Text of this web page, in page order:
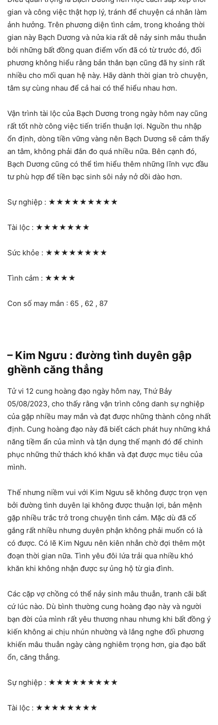
gian và công việc thật hợp lý, tránh để chuyện cá nhân làm
ảnh hưởng. Trên phương diện tình cảm, trong khoảng thời
gian này Bạch Dương và nửa kia rất dễ nảy sinh mâu thuẫn
bởi những bất đồng quan điểm vốn đã có từ trước đó, đối
phương không hiểu rằng bản thân bạn cũng đã hy sinh rất
nhiều cho mối quan hệ này. Hãy dành thời gian trò chuyện,
tâm sự cùng nhau để cả hai có thể hiểu nhau hơn.
Vận trình tài lộc của Bạch Dương trong ngày hôm nay cũng
rất tốt nhờ công việc tiến triển thuận lợi. Nguồn thu nhập
ổn định, dòng tiền vững vàng nên Bạch Dương sẽ cảm thấy
an tâm, không phải đắn đo quá nhiều nữa. Bên cạnh đó,
Bạch Dương cũng có thể tìm hiểu thêm những lĩnh vực đầu
tư phù hợp để tiền bạc sinh sôi nảy nở dồi dào hơn.
Sự nghiệp : ★★★★★★★★★
Tài lộc : ★★★★★★★
Sức khỏe : ★★★★★★★★
Tình cảm : ★★★★
Con số may mắn : 65 , 62 , 87
– Kim Ngưu : đường tình duyên gập
ghềnh căng thẳng
Tử vi 12 cung hoàng đạo ngày hôm nay, Thứ Bảy
05/08/2023, cho thấy rằng vận trình công danh sự nghiệp
của gặp nhiều may mắn và đạt được những thành công nhất
định. Cung hoàng đạo này đã biết cách phát huy những khả
năng tiềm ẩn của mình và tận dụng thế mạnh đó để chinh
phục những thử thách khó khăn và đạt được mục tiêu của
mình.
Thế nhưng niềm vui với Kim Ngưu sẽ không được trọn vẹn
bởi đường tình duyên lại không được thuận lợi, bản mệnh
gặp nhiều trắc trở trong chuyện tình cảm. Mặc dù đã cố
gắng rất nhiều nhưng duyên phận không phải muốn có là
có được. Có lẽ Kim Ngưu nên kiên nhẫn chờ đợi thêm một
đoạn thời gian nữa. Tình yêu đôi lứa trải qua nhiều khó
khăn khi không nhận được sự ủng hộ từ gia đình.
Các cặp vợ chồng có thể nảy sinh mâu thuẫn, tranh cãi bất
cứ lúc nào. Dù bình thường cung hoàng đạo này và người
bạn đời của mình rất yêu thương nhau nhưng khi bất đồng ý
kiến không ai chịu nhún nhường và lắng nghe đối phương
khiến mâu thuẫn ngày càng nghiêm trọng hơn, gia đạo bất
ổn, căng thẳng.
Sự nghiệp : ★★★★★★★★★
Tài lộc : ★★★★★★★★